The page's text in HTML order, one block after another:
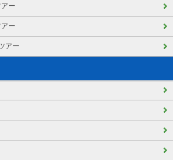
ー
ー
アー